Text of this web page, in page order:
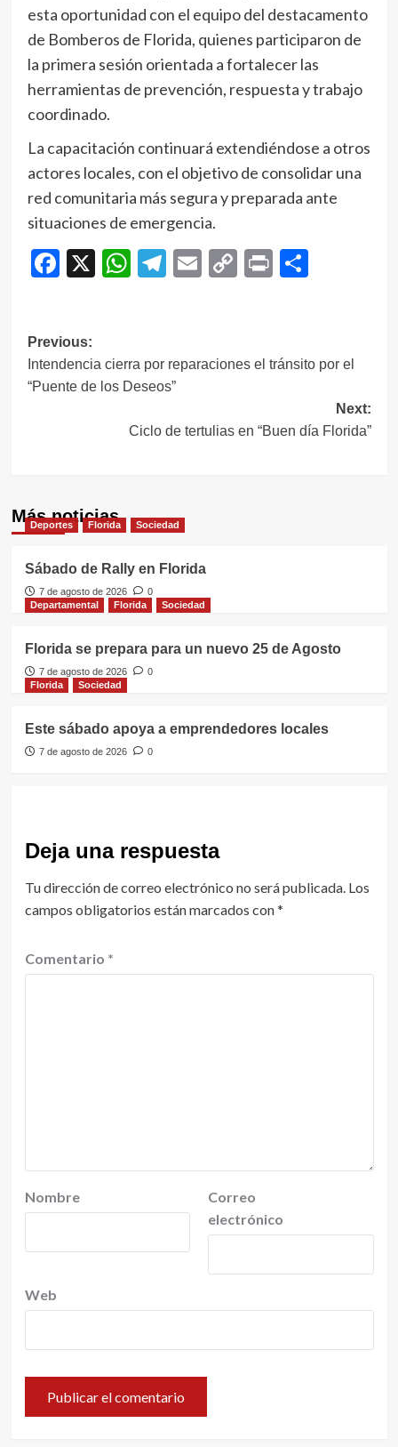
esta oportunidad con el equipo del destacamento
de Bomberos de Florida, quienes participaron de
la primera sesión orientada a fortalecer las
herramientas de prevención, respuesta y trabajo
coordinado.
La capacitación continuará extendiéndose a otros
actores locales, con el objetivo de consolidar una
red comunitaria más segura y preparada ante
situaciones de emergencia.
Facebook
X WhatsApp
Telegram
EmailCopy
Print
Navegación
de
Previous:
Intendencia cierra por reparaciones el tránsito por el
“Puente de los Deseos”
Next:
Ciclo de tertulias en “Buen día Florida”
Más noticias
Deportes Florida Sociedad
Sábado de Rally en Florida
7 de agosto de 2026
0
Departamental
Florida Sociedad
Florida se prepara para un nuevo 25 de Agosto
7 de agosto de 2026
0
Florida
Sociedad
Este sábado apoya a emprendedores locales
7 de agosto de 2026 0
Deja una respuesta
Tu dirección de correo electrónico no será publicada. Los
campos obligatorios están marcados con*
Comentario *
Nombre
Correo
electrónico
Web